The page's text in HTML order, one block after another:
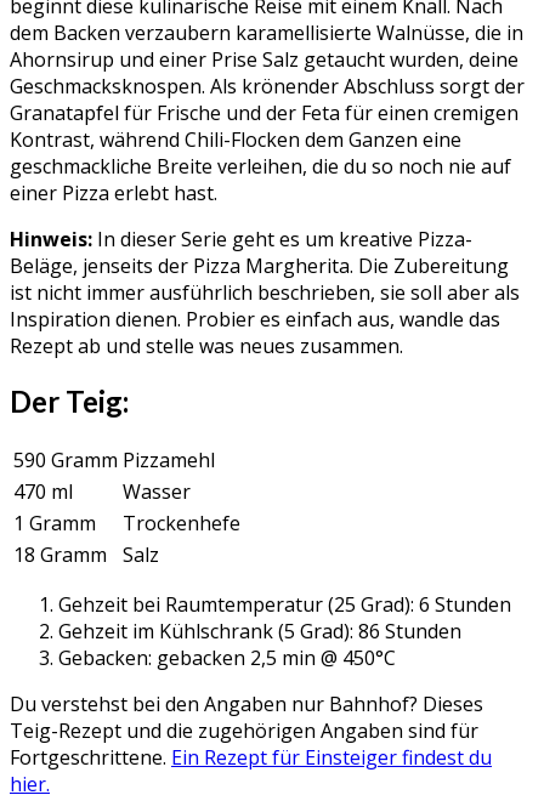
beginnt diese kulinarische Reise mit einem Knall. Nach
dem Backen verzaubern karamellisierte Walnüsse, die in
Ahornsirup und einer Prise Salz getaucht wurden, deine
Geschmacksknospen. Als krönender Abschluss sorgt der
Granatapfel für Frische und der Feta für einen cremigen
Kontrast, während Chili-Flocken dem Ganzen eine
geschmackliche Breite verleihen, die du so noch nie auf
einer Pizza erlebt hast.
Hinweis: In dieser Serie geht es um kreative Pizza-
Beläge, jenseits der Pizza Margherita. Die Zubereitung
ist nicht immer ausführlich beschrieben, sie soll aber als
Inspiration dienen. Probier es einfach aus, wandle das
Rezept ab und stelle was neues zusammen.
Der Teig:
590 Gramm Pizzamehl
470 ml
Wasser
1 Gramm
Trockenhefe
18 Gramm
Salz
Gehzeit bei Raumtemperatur (25 Grad): 6 Stunden
Gehzeit im Kühlschrank (5 Grad): 86 Stunden
Gebacken: gebacken 2,5 min @ 450°C
Du verstehst bei den Angaben nur Bahnhof? Dieses
Teig-Rezept und die zugehörigen Angaben sind für
Fortgeschrittene. Ein Rezept für Einsteiger findest du
hier.